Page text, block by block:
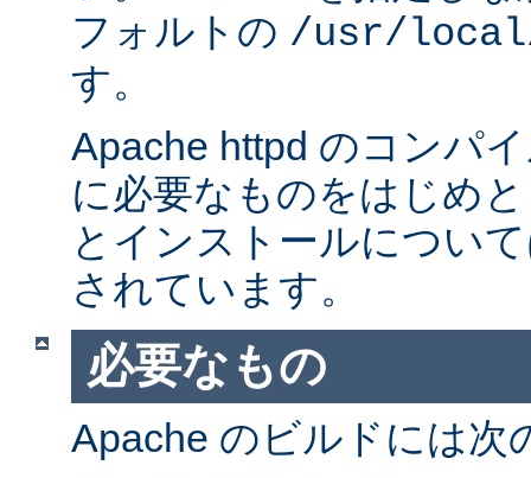
フォルトの /usr/local/
す。
Apache httpd のコンパ
に必要なものをはじめ
とインストールについ
されています。
必要なもの
Apache のビルドには次